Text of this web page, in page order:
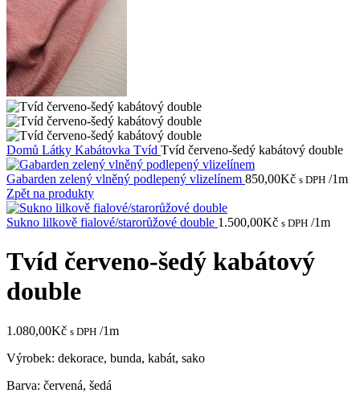
Domů Látky Kabátovka Tvíd Tvíd červeno-šedý kabátový double
Gabarden zelený vlněný podlepený vlizelínem 850,00Kč s DPH /1m
Zpět na produkty
Sukno lilkově fialové/starorůžové double 1.500,00Kč s DPH /1m
Tvíd červeno-šedý kabátový
double
1.080,00Kč s DPH /1m
Výrobek: dekorace, bunda, kabát, sako
Barva: červená, šedá